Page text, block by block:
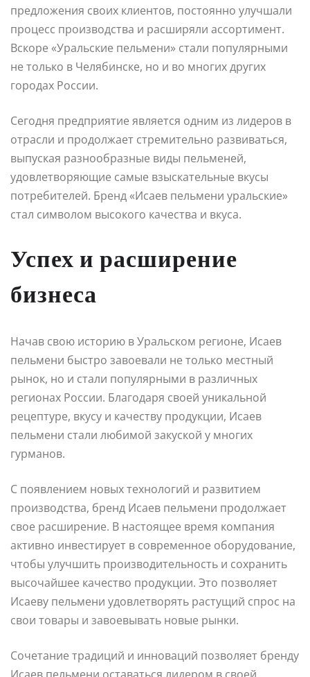
предложения своих клиентов, постоянно улучшали
процесс производства и расширяли ассортимент.
Вскоре «Уральские пельмени» стали популярными
не только в Челябинске, но и во многих других
городах России.
Сегодня предприятие является одним из лидеров в
отрасли и продолжает стремительно развиваться,
выпуская разнообразные виды пельменей,
удовлетворяющие самые взыскательные вкусы
потребителей. Бренд «Исаев пельмени уральские»
стал символом высокого качества и вкуса.
Успех и расширение
бизнеса
Начав свою историю в Уральском регионе, Исаев
пельмени быстро завоевали не только местный
рынок, но и стали популярными в различных
регионах России. Благодаря своей уникальной
рецептуре, вкусу и качеству продукции, Исаев
пельмени стали любимой закуской у многих
гурманов.
С появлением новых технологий и развитием
производства, бренд Исаев пельмени продолжает
свое расширение. В настоящее время компания
активно инвестирует в современное оборудование,
чтобы улучшить производительность и сохранить
высочайшее качество продукции. Это позволяет
Исаеву пельмени удовлетворять растущий спрос на
свои товары и завоевывать новые рынки.
Сочетание традиций и инноваций позволяет бренду